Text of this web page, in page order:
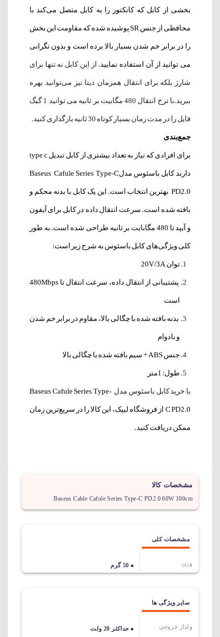
بخشی از کابل که کانکتور را به کابل متصل می‌کند با
محافظی از جنس SR پوشیده شده که مقاومت این بخش
را در برابر خم شدن بسیار بالا برده است و بدون نگرانی
می توانید از آن استفاده نمایید. از این کابل نه تنها برای
شارژ بلکه برای انتقال همزمان دیتا نیز می‌توانید بهره
ببرید.با نرخ انتقال 480 مگابیت بر ثانیه می توانید 1 گیگ
فایل را در مدت زمان بسیار کوتاه 30 ثانیه بارگذاری کنید.
جمع‌بندی
برای افرادی که نیاز به تعداد بیشتری از کابل تبدیل type c
دارند کابل باسئوس مدلBaseus Cafule Series Type-C
PD2.0 بهترین انتخاب است. این یک کابل با بدنه محکم و
بافته شده است. سرعت انتقال داده در کابل برای آیفون
و آیپد تا 480 مگابایت بر ثانیه طراحی شده است. به طور
کلی ویژگی‌های کابل باسئوس به شرح زیر است:
توان 20V/3A
پشتیبانی از انتقال داده، سرعت انتقال تا 480Mbps
است
بدنه بافته شده با چگالی بالا، مقاوم در برابر خم شدن
و بادوام
جنس ABS + سیم بافته شده با چگالی بالا
طول: 1متر
با خرید کابل باسئوس مدل Baseus Cafule Series Type-
C PD2.0 از فروشگاه لیپک، این کالا را در سریع‌ترین زمان
ممکن دریافت کنید.
مشخصات کالا
Baseus Cable Cafule Series Type-C PD2.0 60W 100cm
مشخصات کلی
وزن 50 گرم
سایر ویژگی ها
ولتاژ خروجی حداکثر 20 ولت